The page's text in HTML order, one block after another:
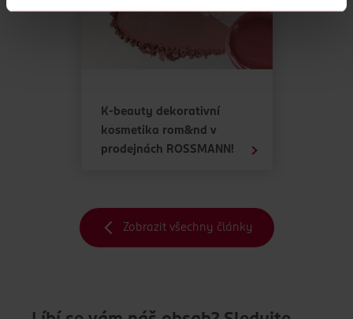
K provozu stránek, personalizaci obsahu a reklam, funkcí sociálních
médií, analýze návštěvnosti, které mohou nést osobní údaje.
prohlášení o ochraně osobních údajů.
K-beauty dekorativní
kosmetika rom&nd v
prodejnách ROSSMANN!
Zobrazit všechny články